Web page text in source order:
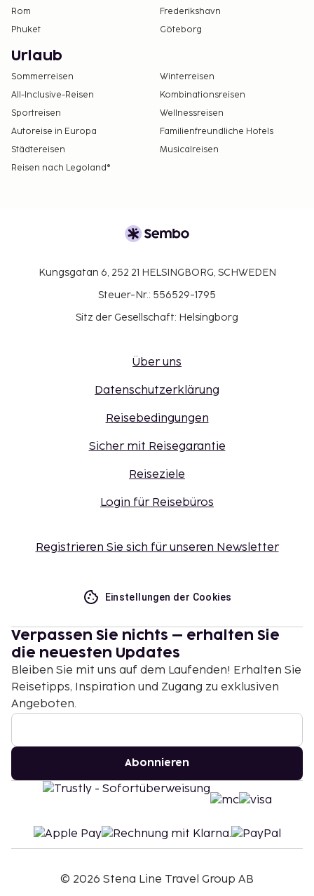
Rom
Frederikshavn
Phuket
Göteborg
Urlaub
Sommerreisen
Winterreisen
All-Inclusive-Reisen
Kombinationsreisen
Sportreisen
Wellnessreisen
Autoreise in Europa
Familienfreundliche Hotels
Städtereisen
Musicalreisen
Reisen nach Legoland®
Kungsgatan 6, 252 21 HELSINGBORG, SCHWEDEN
Steuer-Nr.: 556529-1795
Sitz der Gesellschaft: Helsingborg
Über uns
Datenschutzerklärung
Reisebedingungen
Sicher mit Reisegarantie
Reiseziele
Login für Reisebüros
Registrieren Sie sich für unseren Newsletter
Einstellungen der Cookies
Verpassen Sie nichts – erhalten Sie
die neuesten Updates
Bleiben Sie mit uns auf dem Laufenden! Erhalten Sie
Reisetipps, Inspiration und Zugang zu exklusiven
Angeboten.
Abonnieren
© 2026 Stena Line Travel Group AB